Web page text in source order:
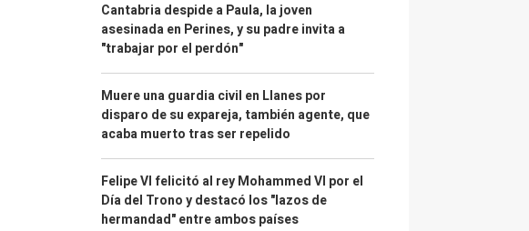
Cantabria despide a Paula, la joven
asesinada en Perines, y su padre invita a
"trabajar por el perdón"
Muere una guardia civil en Llanes por
disparo de su expareja, también agente, que
acaba muerto tras ser repelido
Felipe VI felicitó al rey Mohammed VI por el
Día del Trono y destacó los "lazos de
hermandad" entre ambos países